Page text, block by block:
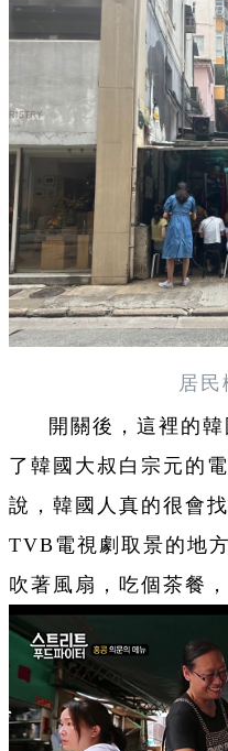
居民
開關後，這裡的
了韓國大叔白宗元的
說，韓國人真的很會
TVB電視劇取景的地
吹著風扇，吃個茶餐